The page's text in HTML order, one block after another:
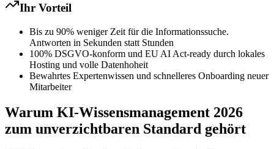
Ihr Vorteil
Bis zu 90% weniger Zeit für die Informationssuche.
Antworten in Sekunden statt Stunden
100% DSGVO-konform und EU AI Act-ready durch lokales
Hosting und volle Datenhoheit
Bewahrtes Expertenwissen und schnelleres Onboarding neuer
Mitarbeiter
Warum KI-Wissensmanagement 2026
zum unverzichtbaren Standard gehört